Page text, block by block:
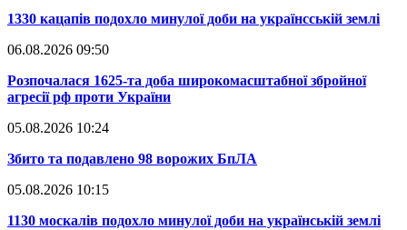
​1330 кацапів подохло минулої доби на українсській землі
06.08.2026 09:50
​Розпочалася 1625-та доба широкомасштабної збройної
агресії рф проти України
05.08.2026 10:24
​Збито та подавлено 98 ворожих БпЛА
05.08.2026 10:15
​1130 москалів подохло минулої доби на українській землі